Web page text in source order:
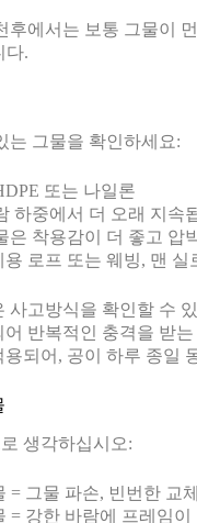
후에서는 보통 그물이
다.
는 그물을 확인하세요:
또는 나일론
하중에서 더 오래 지속
은 착용감이 더 좋고 압
로프 또는 웨빙, 맨 실
사고방식을 확인할 수
어 반복적인 충격을 받
되어, 공이 하루 종일
생각하십시오:
= 그물 파손, 빈번한 교체
= 강한 바람에 프레임